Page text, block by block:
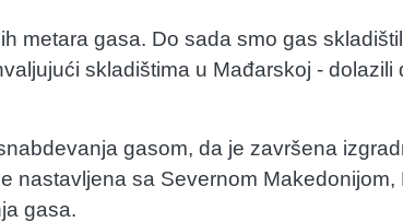
metara gasa. Do sada smo gas
skladištima u Mađarskoj - dolazili
gasom, da je završena
nastavljena sa Severnom Makedonijom,
gasa.